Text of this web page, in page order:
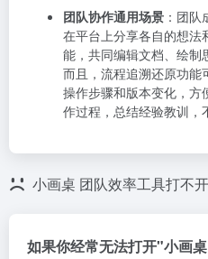
团队协作通用场景 ：团
在平台上分享各自的想法
能，共同编辑文档、绘制
而且，流程追溯还原功能
操作步骤和版本变化，方
作过程，总结经验教训，
小画桌 团队效率工具打不
如果你经常无法打开"小画